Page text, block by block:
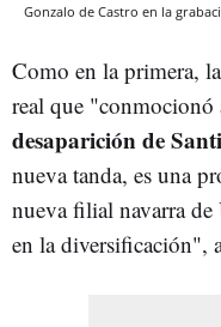
Gonzalo de Castro en la
Como en la primera,
real que "conmocionó
desaparición de
nueva tanda, es una
nueva filial navarra
en la diversificación",